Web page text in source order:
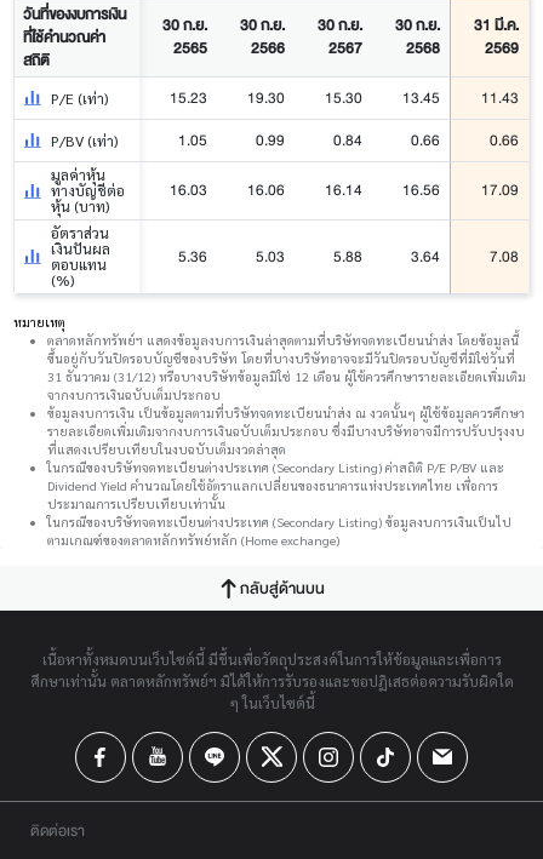
วันที่ของงบการเงิน
ที่ใช้คำนวณค่า
สถิติ
30 ก.ย.
2565
30 ก.ย.
2566
30 ก.ย.
2567
30 ก.ย.
2568
31 มี.ค.
2569
P/E (เท่า) 15.23 19.30 15.30 13.45 11.43
P/BV (เท่า) 1.05 0.99 0.84 0.66 0.66
มูลค่าหุ้น
ทางบัญชีต่อ
หุ้น (บาท)
16.03 16.06 16.14 16.56 17.09
อัตราส่วน
เงินปันผล
ตอบแทน
(%)
5.36 5.03 5.88 3.64 7.08
หมายเหตุ
ตลาดหลักทรัพย์ฯ แสดงข้อมูลงบการเงินล่าสุดตามที่บริษัทจดทะเบียนนำส่ง โดยข้อมูลนี้
ขึ้นอยู่กับวันปิดรอบบัญชีของบริษัท โดยที่บางบริษัทอาจจะมีวันปิดรอบบัญชีที่มิใช่วันที่
31 ธันวาคม (31/12) หรือบางบริษัทข้อมูลมิใช่ 12 เดือน ผู้ใช้ควรศึกษารายละเอียดเพิ่มเติม
จากงบการเงินฉบับเต็มประกอบ
ข้อมูลงบการเงิน เป็นข้อมูลตามที่บริษัทจดทะเบียนนำส่ง ณ งวดนั้นๆ ผู้ใช้ข้อมูลควรศึกษา
รายละเอียดเพิ่มเติมจากงบการเงินฉบับเต็มประกอบ ซึ่งมีบางบริษัทอาจมีการปรับปรุงงบ
ที่แสดงเปรียบเทียบในงบฉบับเต็มงวดล่าสุด
ในกรณีของบริษัทจดทะเบียนต่างประเทศ (Secondary Listing) ค่าสถิติ P/E P/BV และ
Dividend Yield คำนวณโดยใช้อัตราแลกเปลี่ยนของธนาคารแห่งประเทศไทย เพื่อการ
ประมาณการเปรียบเทียบเท่านั้น
ในกรณีของบริษัทจดทะเบียนต่างประเทศ (Secondary Listing) ข้อมูลงบการเงินเป็นไป
ตามเกณฑ์ของตลาดหลักทรัพย์หลัก (Home exchange)
กลับสู่ด้านบน
เนื้อหาทั้งหมดบนเว็บไซต์นี้ มีขึ้นเพื่อวัตถุประสงค์ในการให้ข้อมูลและเพื่อการ
ศึกษาเท่านั้น ตลาดหลักทรัพย์ฯ มิได้ให้การรับรองและขอปฏิเสธต่อความรับผิดใด
ๆ ในเว็บไซต์นี้
ติดต่อเรา